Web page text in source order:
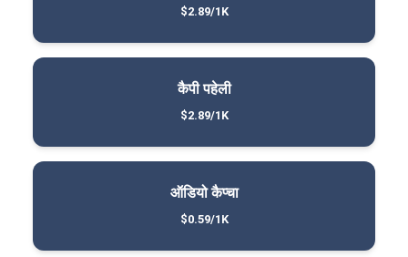
$2.89/1K
कैपी पहेली
$2.89/1K
ऑडियो कैप्चा
$0.59/1K